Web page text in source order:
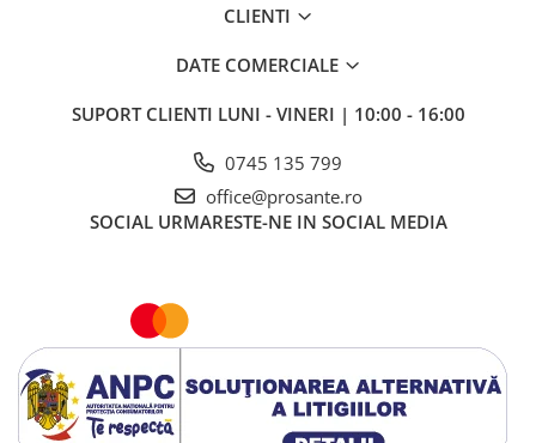
CLIENTI
DATE COMERCIALE
SUPORT CLIENTI LUNI - VINERI | 10:00 - 16:00
0745 135 799
office@prosante.ro
SOCIAL URMARESTE-NE IN SOCIAL MEDIA